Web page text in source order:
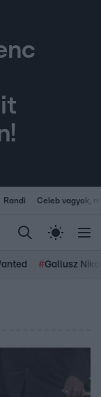
Randi Celeb vagyok,
#Gallusz